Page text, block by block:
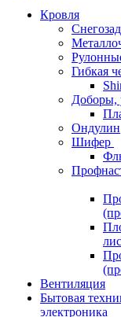
Кровля
Гибкая
Доборы,
Ондулин
Шифер
Вентиляция
Бытовая
электроника